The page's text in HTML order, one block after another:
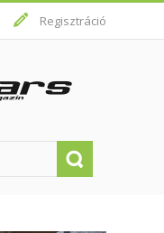
Regisztráció